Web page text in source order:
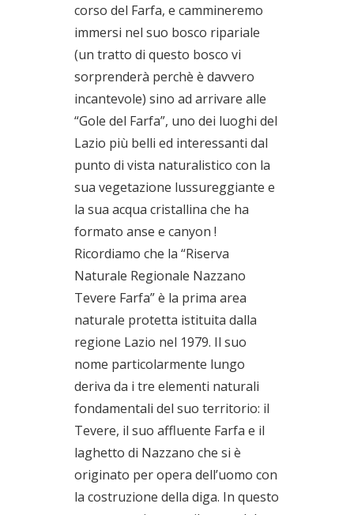
corso del Farfa, e cammineremo
immersi nel suo bosco ripariale
(un tratto di questo bosco vi
sorprenderà perchè è davvero
incantevole) sino ad arrivare alle
“Gole del Farfa”, uno dei luoghi del
Lazio più belli ed interessanti dal
punto di vista naturalistico con la
sua vegetazione lussureggiante e
la sua acqua cristallina che ha
formato anse e canyon !
Ricordiamo che la “Riserva
Naturale Regionale Nazzano
Tevere Farfa” è la prima area
naturale protetta istituita dalla
regione Lazio nel 1979. Il suo
nome particolarmente lungo
deriva da i tre elementi naturali
fondamentali del suo territorio: il
Tevere, il suo affluente Farfa e il
laghetto di Nazzano che si è
originato per opera dell’uomo con
la costruzione della diga. In questo